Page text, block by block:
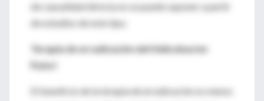
de causalidad directa no se puede suponer a partir
de estudios de este tipo.
Terapia de erradicación del Helicobacter
Pylori
El beneficio de la terapia de erradicación es menos